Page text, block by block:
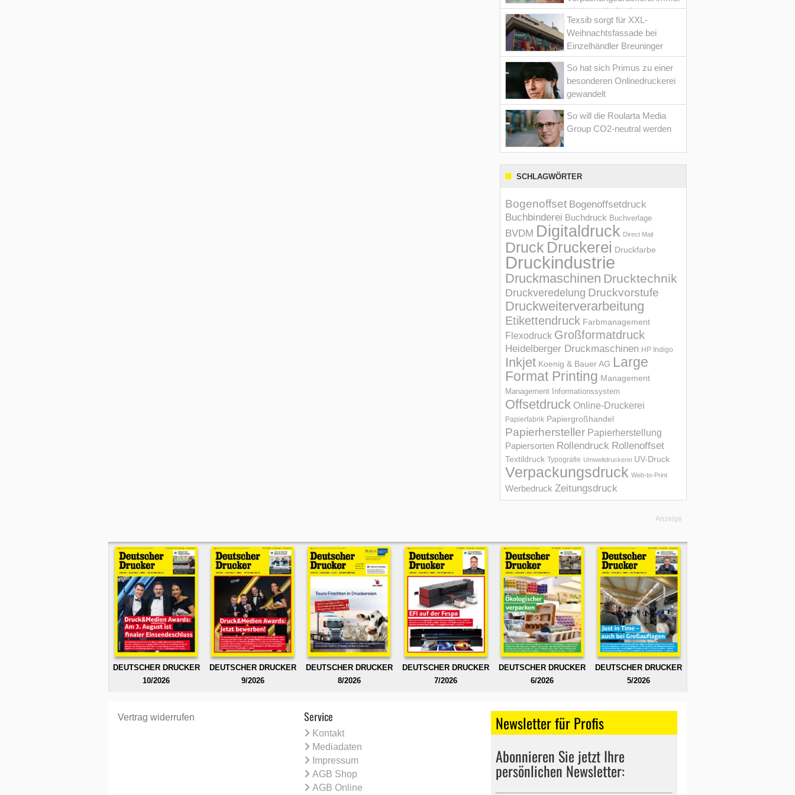
wieder optimiert hat
Texsib sorgt für XXL-
Weihnachtsfassade bei
Einzelhändler Breuninger
So hat sich Primus zu einer
besonderen Onlinedruckerei
gewandelt
So will die Roularta Media
Group CO2-neutral werden
SCHLAGWÖRTER
Bogenoffset Bogenoffsetdruck
Buchbinderei Buchdruck Buchverlage
BVDM Digitaldruck Direct Mail
Druck Druckerei Druckfarbe
Druckindustrie
Druckmaschinen Drucktechnik
Druckveredelung Druckvorstufe
Druckweiterverarbeitung
Etikettendruck Farbmanagement
Flexodruck Großformatdruck
Heidelberger Druckmaschinen HP Indigo
Inkjet Koenig & Bauer AG Large
Format Printing Management
Management Informations­system
Offsetdruck Online-Druckerei
Papierfabrik Papiergroßhandel
Papierhersteller Papierherstellung
Papiersorten Rollendruck Rollenoffset
Textildruck Typografie Umweltdruckerei UV-Druck
Verpackungsdruck Web-to-Print
Werbedruck Zeitungsdruck
Anzeige
DEUTSCHER DRUCKER
10/2026
DEUTSCHER DRUCKER
9/2026
DEUTSCHER DRUCKER
8/2026
DEUTSCHER DRUCKER
7/2026
DEUTSCHER DRUCKER
6/2026
DEUTSCHER DRUCKER
5/2026
Vertrag widerrufen Service
Kontakt
Mediadaten
Impressum
AGB Shop
AGB Online
Newsletter für Profis
Abonnieren Sie jetzt Ihre
persönlichen Newsletter: